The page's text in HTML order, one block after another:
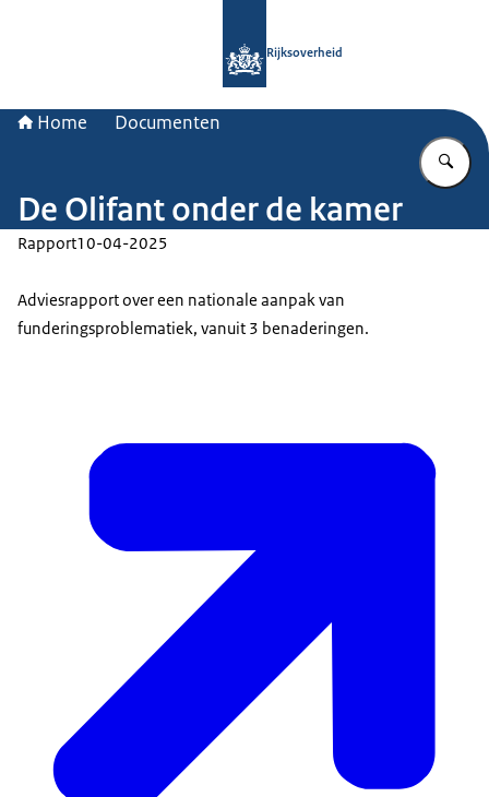
Rijksoverheid
Home Documenten
De Olifant onder de kamer
Rapport10-04-2025
Adviesrapport over een nationale aanpak van
funderingsproblematiek, vanuit 3 benaderingen.